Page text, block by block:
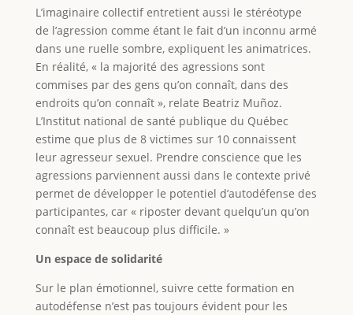
L’imaginaire collectif entretient aussi le stéréotype
de l’agression comme étant le fait d’un inconnu armé
dans une ruelle sombre, expliquent les animatrices.
En réalité, « la majorité des agressions sont
commises par des gens qu’on connaît, dans des
endroits qu’on connaît », relate Beatriz Muñoz.
L’Institut national de santé publique du Québec
estime que plus de 8 victimes sur 10 connaissent
leur agresseur sexuel. Prendre conscience que les
agressions parviennent aussi dans le contexte privé
permet de développer le potentiel d’autodéfense des
participantes, car « riposter devant quelqu’un qu’on
connaît est beaucoup plus difficile. »
Un espace de solidarité
Sur le plan émotionnel, suivre cette formation en
autodéfense n’est pas toujours évident pour les